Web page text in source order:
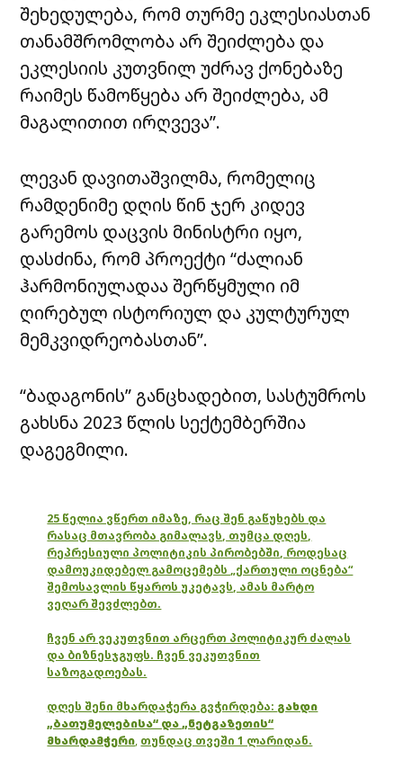
შეხედულება, რომ თურმე ეკლესიასთან
თანამშრომლობა არ შეიძლება და
ეკლესიის კუთვნილ უძრავ ქონებაზე
რაიმეს წამოწყება არ შეიძლება, ამ
მაგალითით ირღვევა”.
ლევან დავითაშვილმა, რომელიც
რამდენიმე დღის წინ ჯერ კიდევ
გარემოს დაცვის მინისტრი იყო,
დასძინა, რომ პროექტი “ძალიან
ჰარმონიულადაა შერწყმული იმ
ღირებულ ისტორიულ და კულტურულ
მემკვიდრეობასთან”.
“ბადაგონის” განცხადებით, სასტუმროს
გახსნა 2023 წლის სექტემბერშია
დაგეგმილი.
25 წელია ვწერთ იმაზე, რაც შენ გაწუხებს და
რასაც მთავრობა გიმალავს, თუმცა დღეს,
რეპრესიული პოლიტიკის პირობებში, როდესაც
დამოუკიდებელ გამოცემებს „ქართული ოცნება“
შემოსავლის წყაროს უკეტავს, ამას მარტო
ვეღარ შევძლებთ.
ჩვენ არ ვეკუთვნით არცერთ პოლიტიკურ ძალას
და ბიზნესჯგუფს. ჩვენ ვეკუთვნით
საზოგადოებას.
დღეს შენი მხარდაჭერა გვჭირდება: გახდი
„ბათუმელებისა“ და „ნეტგაზეთის“
მხარდამჭერი, თუნდაც თვეში 1 ლარიდან.